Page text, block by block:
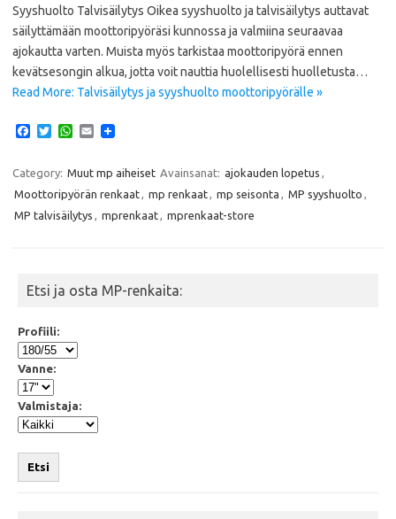
Syyshuolto Talvisäilytys Oikea syyshuolto ja talvisäilytys auttavat
säilyttämään moottoripyöräsi kunnossa ja valmiina seuraavaa
ajokautta varten. Muista myös tarkistaa moottoripyörä ennen
kevätsesongin alkua, jotta voit nauttia huolellisesti huolletusta…
Read More: Talvisäilytys ja syyshuolto moottoripyörälle »
e
o
o
T
t
e
r
W
t
s
A
p
E
i
Category: Muut mp aiheiset Avainsanat: ajokauden lopetus ,
Moottoripyörän renkaat, mp renkaat, mp seisonta , MP syyshuolto ,
MP talvisäilytys , mprenkaat, mprenkaat-store
Etsi ja osta MP-renkaita:
Profiili:
Vanne:
Valmistaja:
Etsi